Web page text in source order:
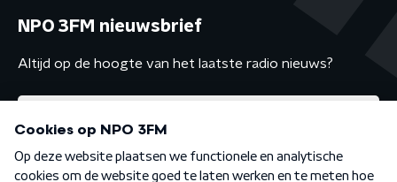
NPO 3FM nieuwsbrief
Altijd op de hoogte van het laatste radio nieuws?